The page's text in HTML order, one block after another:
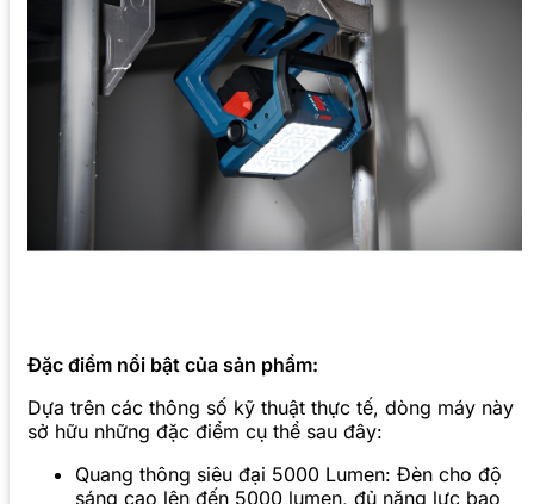
Đặc điểm nổi bật của sản phẩm:
Dựa trên các thông số kỹ thuật thực tế, dòng máy này
sở hữu những đặc điểm cụ thể sau đây:
Quang thông siêu đại 5000 Lumen: Đèn cho độ
sáng cao lên đến 5000 lumen, đủ năng lực bao